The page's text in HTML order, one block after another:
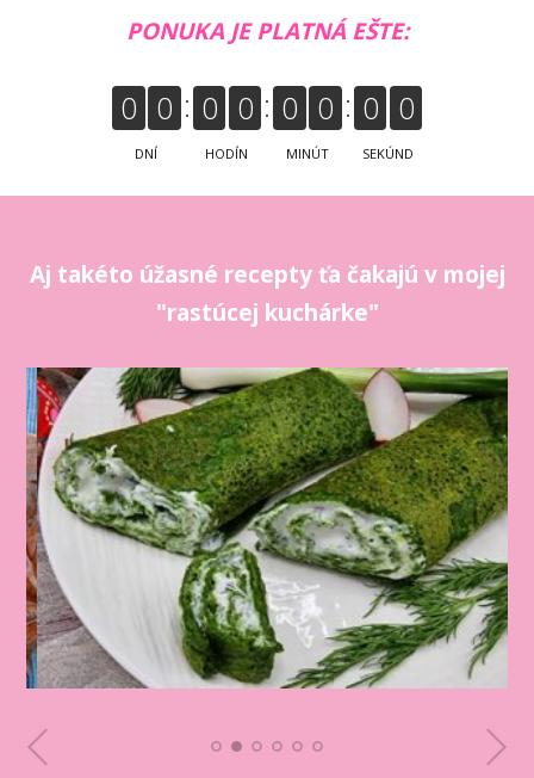
PONUKA JE PLATNÁ EŠTE:
0 0
DNÍ
0 0
HODÍN
0 0
MINÚT
0 0
SEKÚND
Aj takéto úžasné recepty ťa čakajú v mojej
"rastúcej kuchárke"